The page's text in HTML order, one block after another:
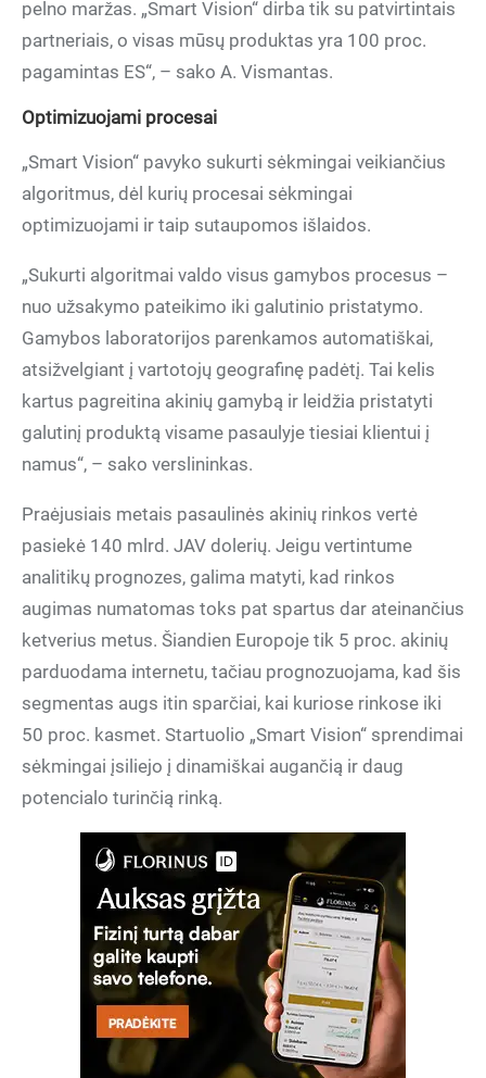
pelno maržas. „Smart Vision“ dirba tik su patvirtintais
partneriais, o visas mūsų produktas yra 100 proc.
pagamintas ES“, – sako A. Vismantas.
Optimizuojami procesai
„Smart Vision“ pavyko sukurti sėkmingai veikiančius
algoritmus, dėl kurių procesai sėkmingai
optimizuojami ir taip sutaupomos išlaidos.
„Sukurti algoritmai valdo visus gamybos procesus –
nuo užsakymo pateikimo iki galutinio pristatymo.
Gamybos laboratorijos parenkamos automatiškai,
atsižvelgiant į vartotojų geografinę padėtį. Tai kelis
kartus pagreitina akinių gamybą ir leidžia pristatyti
galutinį produktą visame pasaulyje tiesiai klientui į
namus“, – sako verslininkas.
Praėjusiais metais pasaulinės akinių rinkos vertė
pasiekė 140 mlrd. JAV dolerių. Jeigu vertintume
analitikų prognozes, galima matyti, kad rinkos
augimas numatomas toks pat spartus dar ateinančius
ketverius metus. Šiandien Europoje tik 5 proc. akinių
parduodama internetu, tačiau prognozuojama, kad šis
segmentas augs itin sparčiai, kai kuriose rinkose iki
50 proc. kasmet. Startuolio „Smart Vision“ sprendimai
sėkmingai įsiliejo į dinamiškai augančią ir daug
potencialo turinčią rinką.